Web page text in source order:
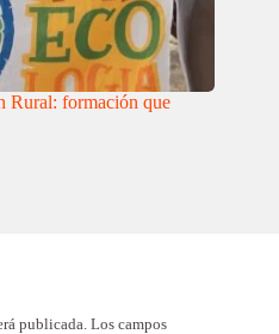
Rural: formación que
publicada. Los campos